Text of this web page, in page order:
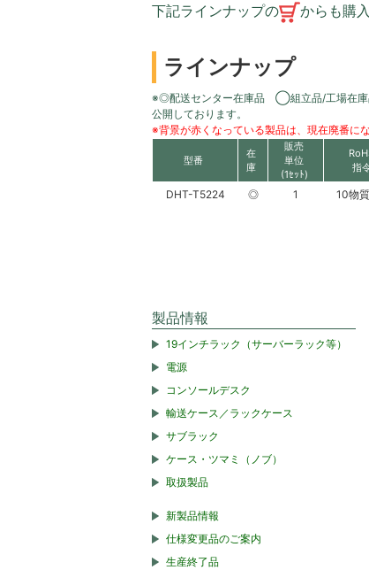
下記ラインナップの からも購
ラインナップ
※◎配送センター在庫品 ◯組立品/工場在
公開しております。
※背景が赤くなっている製品は、現在廃番に
型番
在
庫
販売
単位
(1ｾｯﾄ)
指
DHT-T5224 ◎ 1 10物
製品情報
19インチラック（サーバーラック等）
電源
コンソールデスク
輸送ケース／ラックケース
サブラック
ケース・ツマミ（ノブ）
取扱製品
新製品情報
仕様変更品のご案内
生産終了品